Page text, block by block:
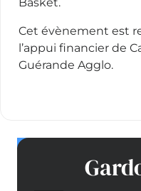
Basket.
Cet évènement est
l’appui financier de
Guérande Agglo.